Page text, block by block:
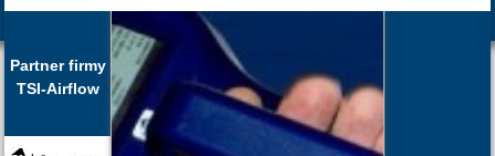
Partner firmy
TSI-Airflow